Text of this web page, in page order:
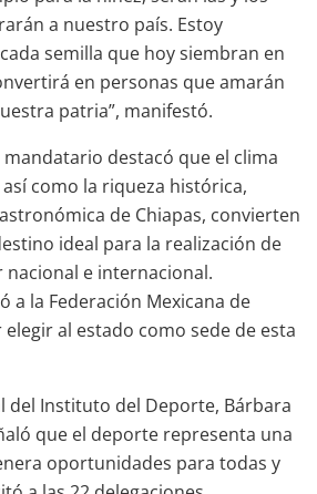
a nuestro país. Estoy
semilla que hoy siembran en
en personas que amarán
patria”, manifestó.
destacó que el clima
como la riqueza histórica,
de Chiapas, convierten
ideal para la realización de
nacional e internacional.
a la Federación Mexicana de
al estado como sede de esta
del Instituto del Deporte, Bárbara
que el deporte representa una
oportunidades para todas y